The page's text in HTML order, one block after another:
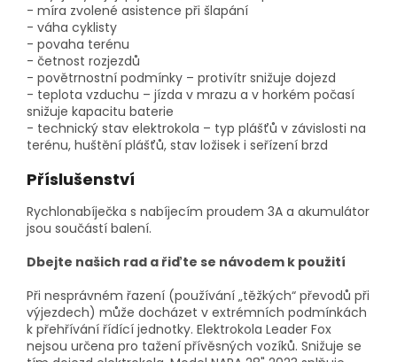
- míra zvolené asistence při šlapání
- váha cyklisty
- povaha terénu
- četnost rozjezdů
- povětrnostní podmínky – protivítr snižuje dojezd
- teplota vzduchu – jízda v mrazu a v horkém počasí
snižuje kapacitu baterie
- technický stav elektrokola – typ plášťů v závislosti na
terénu, huštění plášťů, stav ložisek i seřízení brzd
Příslušenství
Rychlonabíječka s nabíjecím proudem 3A a akumulátor
jsou součástí balení.
Dbejte našich rad a řiďte se návodem k použití
Při nesprávném řazení (používání „těžkých“ převodů při
výjezdech) může docházet v extrémních podmínkách
k přehřívání řídící jednotky. Elektrokola Leader Fox
nejsou určena pro tažení přívěsných vozíků. Snižuje se